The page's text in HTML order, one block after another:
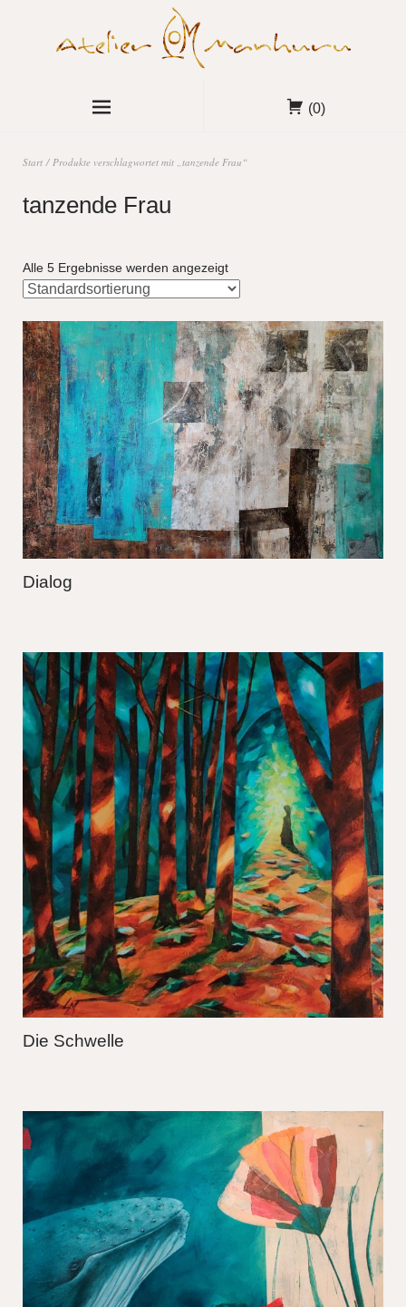
(0)
Start / Produkte verschlagwortet mit „tanzende Frau“
tanzende Frau
Alle 5 Ergebnisse werden angezeigt
Dialog
Die Schwelle